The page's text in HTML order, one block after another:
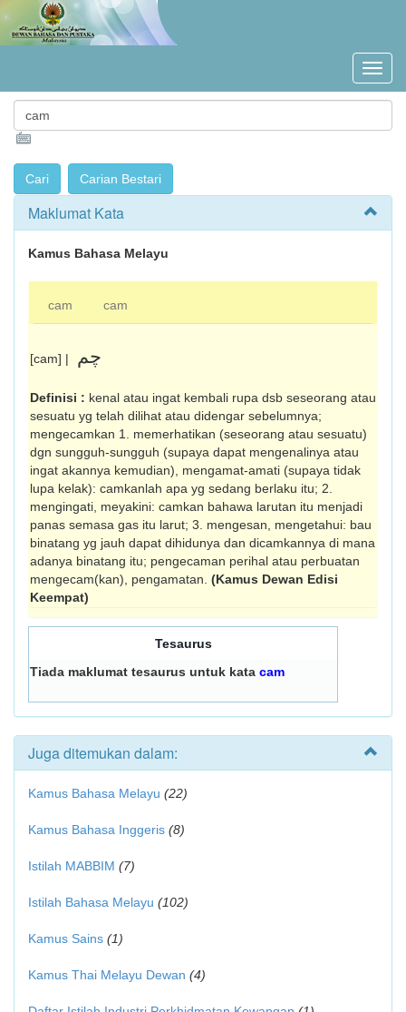
Maklumat Kata
Kamus Bahasa Melayu
cam cam
[cam] | چم
Definisi : kenal atau ingat kembali rupa dsb seseorang atau
sesuatu yg telah dilihat atau didengar sebelumnya;
mengecamkan 1. memerhatikan (seseorang atau sesuatu)
dgn sungguh-sungguh (supaya dapat mengenalinya atau
ingat akannya ke­mudian), mengamat-amati (supaya tidak
lupa kelak): camkanlah apa yg sedang berlaku itu; 2.
mengingati, meyakini: camkan bahawa larutan itu menjadi
panas semasa gas itu larut; 3. mengesan, mengetahui: bau
binatang yg jauh dapat dihidunya dan dicamkannya di mana
adanya binatang itu; pengecaman perihal atau perbuatan
menge­cam(kan), pengamatan. (Kamus Dewan Edisi
Keempat)
Tesaurus
Tiada maklumat tesaurus untuk kata cam
Juga ditemukan dalam:
Kamus Bahasa Melayu (22)
Kamus Bahasa Inggeris (8)
Istilah MABBIM (7)
Istilah Bahasa Melayu (102)
Kamus Sains (1)
Kamus Thai Melayu Dewan (4)